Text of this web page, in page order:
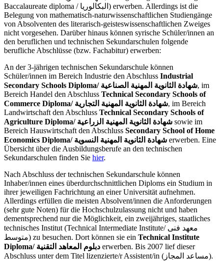
Baccalaureate diploma / البكالوريا) erwerben. Allerdings ist die
Belegung von mathematisch-naturwissenschaftlichen Studiengänge
von Absolventen des literarisch-geisteswissenschaftlichen Zweiges
nicht vorgesehen. Darüber hinaus können syrische Schüler/innen an
den beruflichen und technischen Sekundarschulen folgende
berufliche Abschlüsse (bzw. Fachabitur) erwerben:
An der 3-jährigen technischen Sekundarschule können
Schüler/innen im Bereich Industrie den Abschluss Industrial
Secondary Schools Diploma/ شهادة الثانوية المهنية الصناعية, im
Bereich Handel den Abschluss Technical Secondary Schools of
Commerce Diploma/ شهادة الثانوية المهنية التجارية, im Bereich
Landwirtschaft den Abschluss Technical Secondary Schools of
Agriculture Diploma/ شهادة الثانوية المهنية الزراعية sowie im
Bereich Hauswirtschaft den Abschluss Secondary School of Home
Economics Diploma/ شهادة الثانوية المهنية النسوية erwerben. Eine
Übersicht über die Ausbildungsberufe an den technischen
Sekundarschulen finden Sie hier.
Nach Abschluss der technischen Sekundarschule können
Inhaber/innen eines überdurchschnittlichen Diploms ein Studium in
ihrer jeweiligen Fachrichtung an einer Universität aufnehmen.
Allerdings erfüllen die meisten Absolvent/innen die Anforderungen
(sehr gute Noten) für die Hochschulzulassung nicht und haben
dementsprechend nur die Möglichkeit, ein zweijähriges, staatliches
technisches Institut (Technical Intermediate Institute/ معهد فنى
متوسط) zu besuchen. Dort können sie ein Technical Institute
erwerben. Bis 2007 lief dieser
Abschluss unter dem Titel lizenzierte/r Assistent/in (مساعد المجاز).